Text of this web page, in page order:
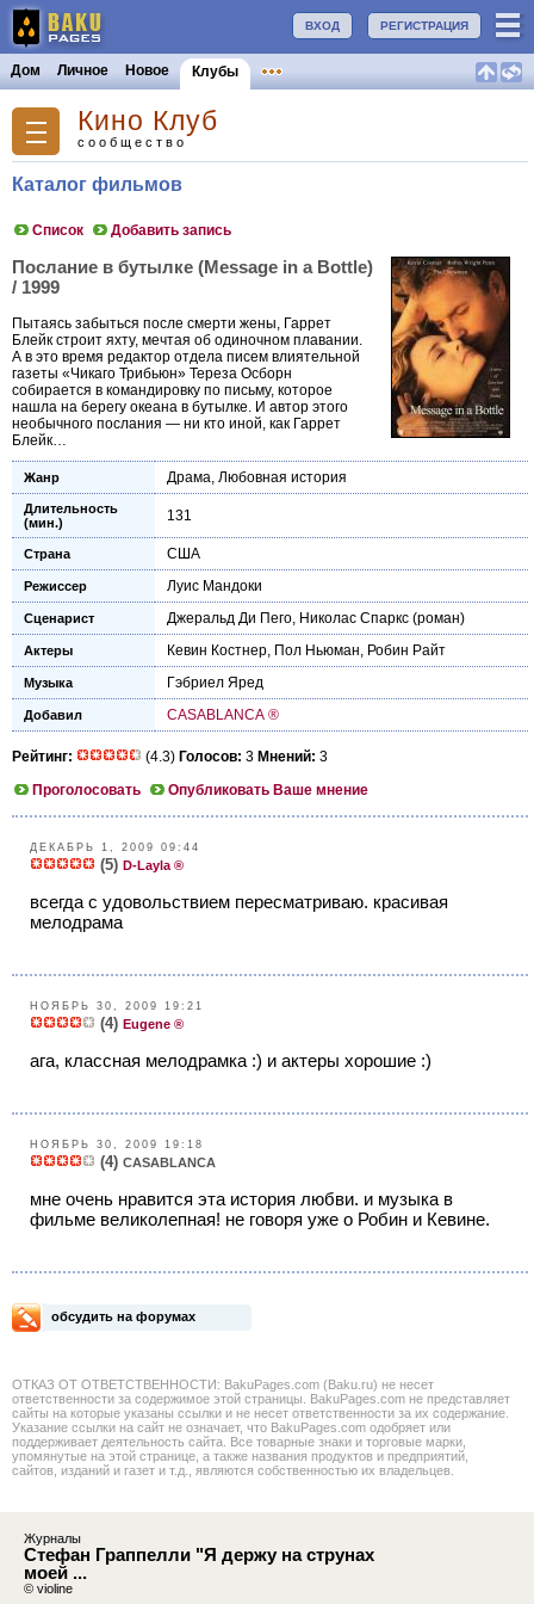
РЕГИСТРАЦИЯ
ВХОД
Дом Личное Новое Клубы
Кино Клуб
сообщество
Каталог фильмов
Список Добавить запись
Послание в бутылке (Message in a Bottle)
/ 1999
Пытаясь забыться после смерти жены, Гаррет
Блейк строит яхту, мечтая об одиночном плавании.
А в это время редактор отдела писем влиятельной
газеты «Чикаго Трибьюн» Тереза Осборн
собирается в командировку по письму, которое
нашла на берегу океана в бутылке. И автор этого
необычного послания — ни кто иной, как Гаррет
Блейк…
Жанр Драма, Любовная история
Длительность
(мин.)
131
Страна США
Режиссер Луис Мандоки
Сценарист Джеральд Ди Пего, Николас Спаркс (роман)
Актеры Кевин Костнер, Пол Ньюман, Робин Райт
Музыка Гэбриел Яред
Добавил CASABLANCA ®
Рейтинг: (4.3) Голосов: 3 Мнений: 3
Проголосовать
Опубликовать Ваше мнение
ДЕКАБРЬ 1, 2009 09:44
(5) D-Layla ®
всегда с удовольствием пересматриваю. красивая
мелодрама
НОЯБРЬ 30, 2009 19:21
(4) Eugene ®
ага, классная мелодрамка :) и актеры хорошие :)
НОЯБРЬ 30, 2009 19:18
(4) CASABLANCA
мне очень нравится эта история любви. и музыка в
фильме великолепная! не говоря уже о Робин и Кевине.
обсудить на форумах
ОТКАЗ ОТ ОТВЕТСТВЕННОСТИ: BakuPages.com (Baku.ru) не несет
ответственности за содержимое этой страницы. BakuPages.com не представляет
сайты на которые указаны ссылки и не несет ответственности за их содержание.
Указание ссылки на сайт не означает, что BakuPages.com одобряет или
поддерживает деятельность сайта. Все товарные знаки и торговые марки,
упомянутые на этой странице, а также названия продуктов и предприятий,
сайтов, изданий и газет и т.д., являются собственностью их владельцев.
Журналы
Стефан Граппелли "Я держу на струнах
моей ...
© violine